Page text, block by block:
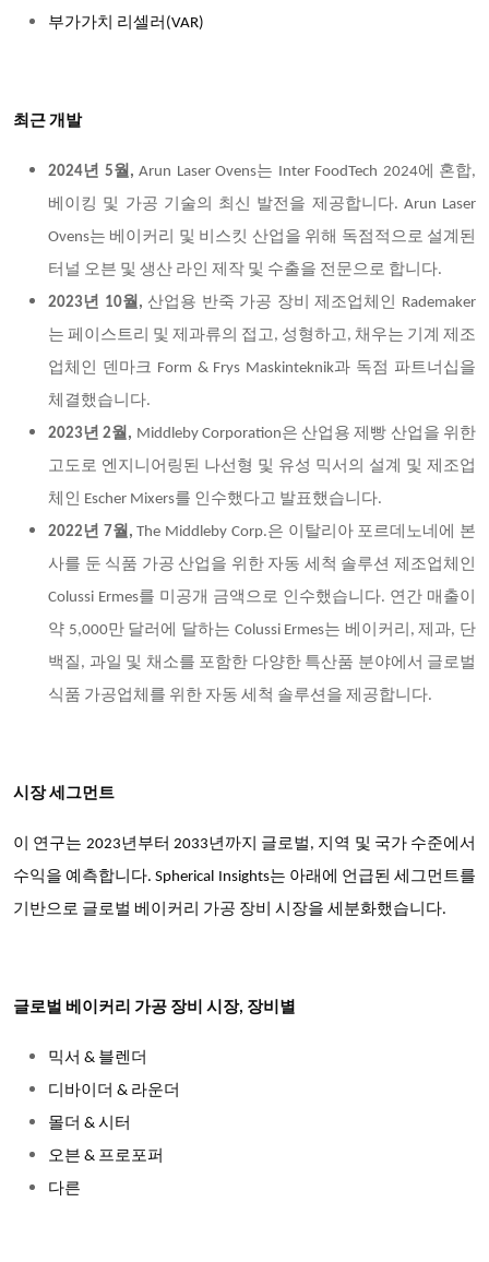
부가가치 리셀러(VAR)
최근 개발
2024년 5월, Arun Laser Ovens는 Inter FoodTech 2024에 혼합,
베이킹 및 가공 기술의 최신 발전을 제공합니다. Arun Laser
Ovens는 베이커리 및 비스킷 산업을 위해 독점적으로 설계된
터널 오븐 및 생산 라인 제작 및 수출을 전문으로 합니다.
2023년 10월, 산업용 반죽 가공 장비 제조업체인 Rademaker
는 페이스트리 및 제과류의 접고, 성형하고, 채우는 기계 제조
업체인 덴마크 Form & Frys Maskinteknik과 독점 파트너십을
체결했습니다.
2023년 2월, Middleby Corporation은 산업용 제빵 산업을 위한
고도로 엔지니어링된 나선형 및 유성 믹서의 설계 및 제조업
체인 Escher Mixers를 인수했다고 발표했습니다.
2022년 7월, The Middleby Corp.은 이탈리아 포르데노네에 본
사를 둔 식품 가공 산업을 위한 자동 세척 솔루션 제조업체인
Colussi Ermes를 미공개 금액으로 인수했습니다. 연간 매출이
약 5,000만 달러에 달하는 Colussi Ermes는 베이커리, 제과, 단
백질, 과일 및 채소를 포함한 다양한 특산품 분야에서 글로벌
식품 가공업체를 위한 자동 세척 솔루션을 제공합니다.
시장 세그먼트
이 연구는 2023년부터 2033년까지 글로벌, 지역 및 국가 수준에서
수익을 예측합니다. Spherical Insights는 아래에 언급된 세그먼트를
기반으로 글로벌 베이커리 가공 장비 시장을 세분화했습니다.
글로벌 베이커리 가공 장비 시장, 장비별
믹서 & 블렌더
디바이더 & 라운더
몰더 & 시터
오븐 & 프로포퍼
다른